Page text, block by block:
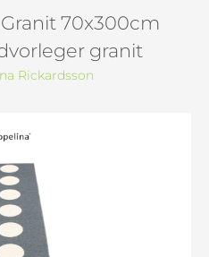
70x300cm
granit
Rickardsson